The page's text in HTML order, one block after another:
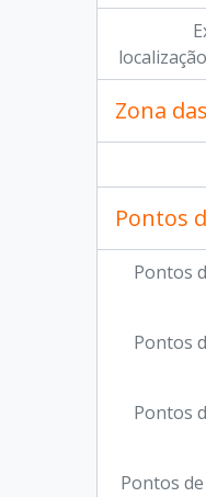
Zona
Pontos
Pontos
Pontos
Pontos
Pontos